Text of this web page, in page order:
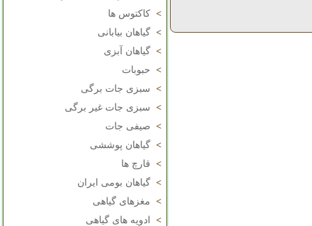
> کاکتوس ها
> گیاهان بیابانی
> گیاهان آبزی
> حبوبات
> سبزی جات برگی
> سبزی جات غیر برگی
> صیفی جات
> گیاهان پوششی
> قارچ ها
> گیاهان بومی ایران
> مغزهای گیاهی
>
ادویه های گیاهی